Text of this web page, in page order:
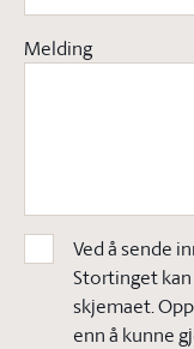
Melding
Ved å sende
Stortinget
skjemaet.
enn å kunne